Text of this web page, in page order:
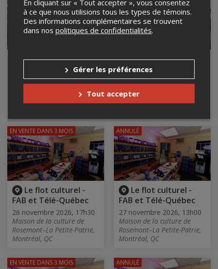
Le flot culturel -
FAB et Télé-Québec
25 novembre 2026, 17h30
Rosemont–La Petite-Patrie,
Le flot culturel -
FAB et Télé-Québec
26 novembre 2026, 13h00
Maison de la culture de
Rosemont–La Petite-Patrie,
Le flot culturel -
FAB et Télé-Québec
26 novembre 2026, 17h30
Maison de la culture de
Rosemont–La Petite-Patrie,
Montréal, QC
EN VENTE DANS 3 MOIS
Le flot culturel -
FAB et Télé-Québec
27 novembre 2026, 13h00
Maison de la culture de
Rosemont–La Petite-Patrie,
Montréal, QC
ANNULÉ
EN VENTE DANS 3 MOIS ANNULÉ
En cliquant sur « Tout accepter », vous consentez
à ce que nous utilisions tous les types de témoins.
Des informations complémentaires se trouvent
dans nos politiques de confidentialités.
Gérer les préférences
Tout accepter